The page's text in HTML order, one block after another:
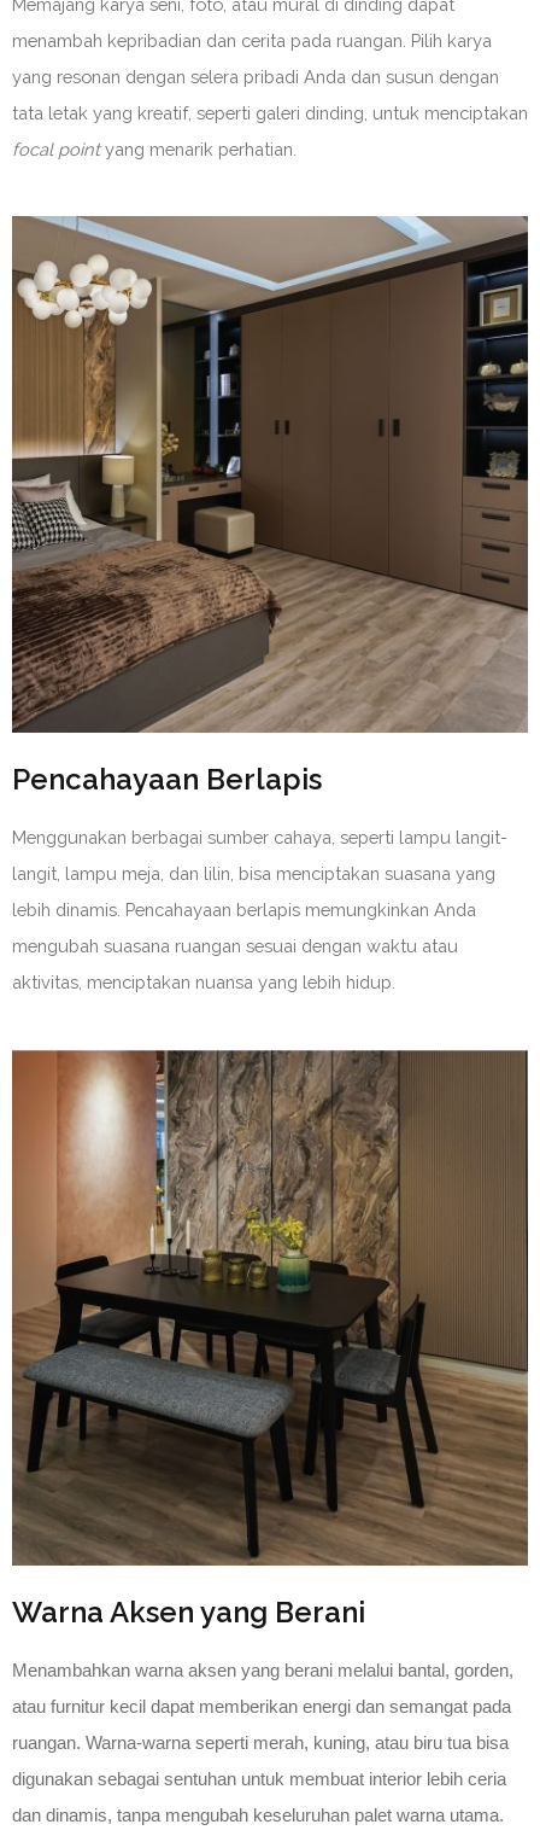
Memajang karya seni, foto, atau mural di dinding dapat
menambah kepribadian dan cerita pada ruangan. Pilih karya
yang resonan dengan selera pribadi Anda dan susun dengan
tata letak yang kreatif, seperti galeri dinding, untuk menciptakan
focal pointyang menarik perhatian.
Pencahayaan Berlapis
Menggunakan berbagai sumber cahaya, seperti lampu langit-
langit, lampu meja, dan lilin, bisa menciptakan suasana yang
lebih dinamis. Pencahayaan berlapis memungkinkan Anda
mengubah suasana ruangan sesuai dengan waktu atau
aktivitas, menciptakan nuansa yang lebih hidup.
Warna Aksen yang Berani
Menambahkan warna aksen yang berani melalui bantal, gorden,
atau furnitur kecil dapat memberikan energi dan semangat pada
ruangan. Warna-warna seperti merah, kuning, atau biru tua bisa
digunakan sebagai sentuhan untuk membuat interior lebih ceria
dan dinamis, tanpa mengubah keseluruhan palet warna utama.